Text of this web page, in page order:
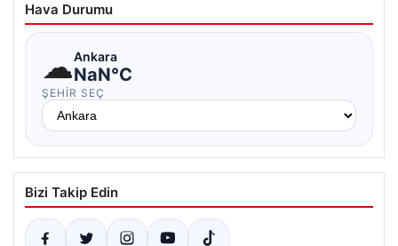
Hava Durumu
☁Ankara
NaN°C
ŞEHIR SEÇ
Bizi Takip Edin